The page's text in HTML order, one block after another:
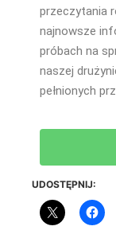
przeczytania
najnowsze
próbach na
naszej
pełnionych
UDOSTĘPNIJ: